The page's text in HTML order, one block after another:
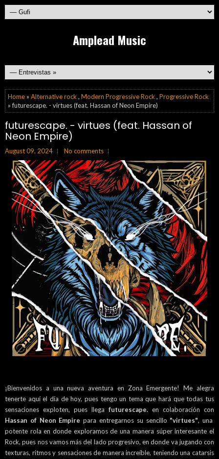
Amplead Music
Home » Alternative rock , Modern Progressive Rock , Progressive Rock
» futurescape. - virtues (feat. Hassan of Neon Empire)
futurescape. - virtues (feat. Hassan of
Neon Empire)
August 09, 2024 No comments
¡Bienvenidos a una nueva aventura en Zona Emergente! Me alegra
tenerte aquí el día de hoy, pues tengo un tema que hará que todas tus
sensaciones exploten, pues llega futurescape. en colaboración con
Hassan of Neon Empire para entregarnos su sencillo "virtues", una
potente rola en donde exploramos de una manera súper interesante el
Rock, pues nos vamos más del lado progresivo, en donde va jugando con
texturas, ritmos y sensaciones de manera increíble, teniendo una catarsis